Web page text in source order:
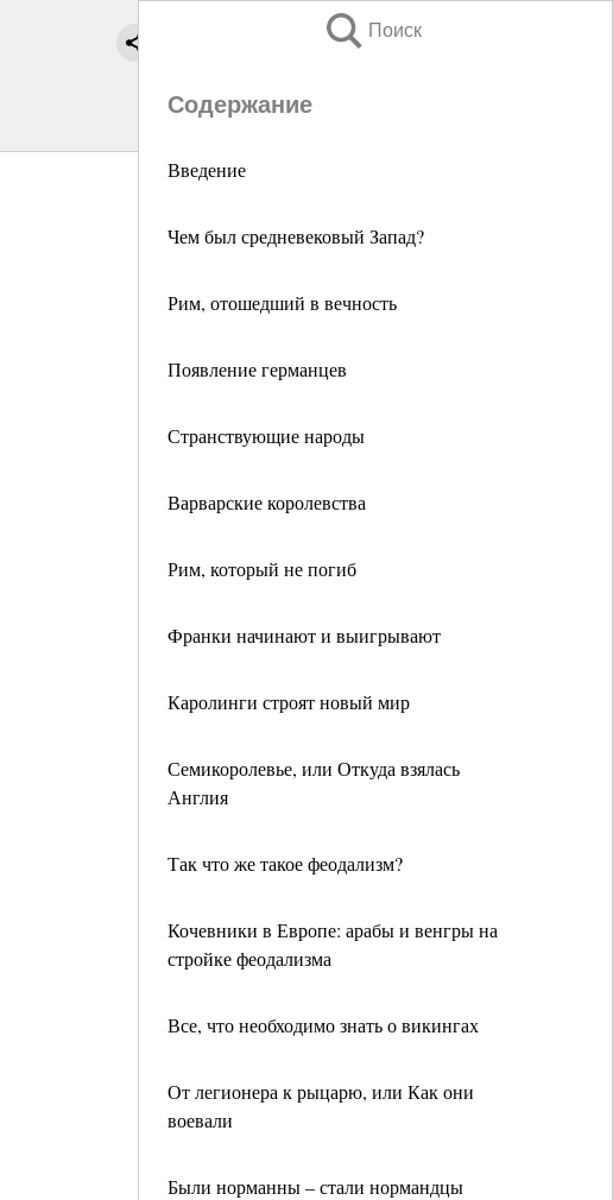
Поиск
Содержание
Введение
Чем был средневековый Запад?
Рим, отошедший в вечность
Появление германцев
Странствующие народы
Варварские королевства
Рим, который не погиб
Франки начинают и выигрывают
Каролинги строят новый мир
Семикоролевье, или Откуда взялась
Англия
Так что же такое феодализм?
Кочевники в Европе: арабы и венгры на
стройке феодализма
Все, что необходимо знать о викингах
От легионера к рыцарю, или Как они
воевали
Были норманны – стали нормандцы